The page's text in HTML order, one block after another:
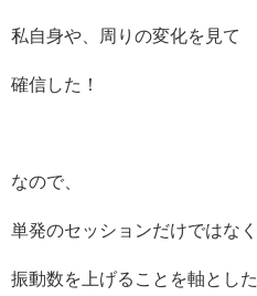
私自身や、周りの変化を見て
確信した！
なので、
単発のセッションだけではなく
振動数を上げることを軸とした